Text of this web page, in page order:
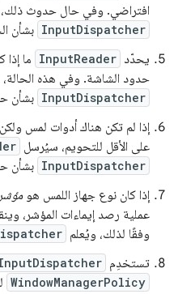
افتراضي. وفي حال حدوث ذلك،
InputDispatcher بشأن
يحدّد InputReader ما
حدود الشاشة. وفي هذه الحالة،
InputDispatcher بشأن
إذا لم تكن هناك أدوات لمس
على الأقل للتحويم، سيُرسل
InputDispatcher بشأن
إذا كان نوع جهاز اللمس هو مؤشر
عملية رصد إيماءات المؤشر،
وفقًا لذلك، ويُعلم
تستخدِم
WindowManagerPolicy